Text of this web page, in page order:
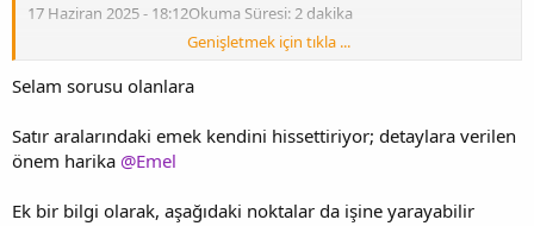
17 Haziran 2025 - 18:12Okuma Süresi: 2 dakika
Genişletmek için tıkla ...
Selam sorusu olanlara
Satır aralarındaki emek kendini hissettiriyor; detaylara verilen
önem harika @Emel
Ek bir bilgi olarak, aşağıdaki noktalar da işine yarayabilir